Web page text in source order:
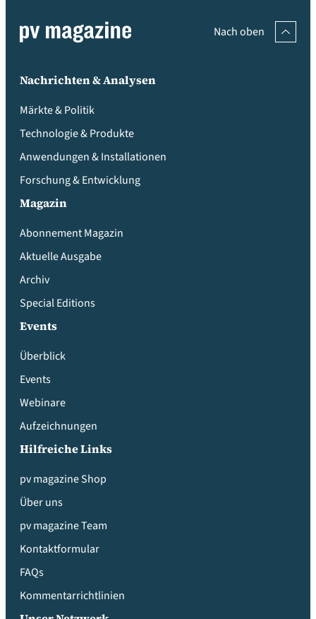
Nach oben
Nachrichten & Analysen
Märkte & Politik
Technologie & Produkte
Anwendungen & Installationen
Forschung & Entwicklung
Magazin
Abonnement Magazin
Aktuelle Ausgabe
Archiv
Special Editions
Events
Überblick
Events
Webinare
Aufzeichnungen
Hilfreiche Links
pv magazine Shop
Über uns
pv magazine Team
Kontaktformular
FAQs
Kommentarrichtlinien